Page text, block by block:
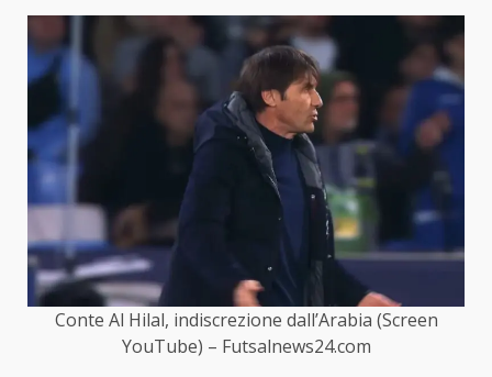
Conte Al Hilal, indiscrezione dall’Arabia (Screen
YouTube) – Futsalnews24.com